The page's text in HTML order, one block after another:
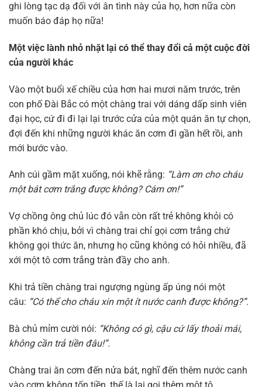
ghi lòng tạc dạ đối với ân tình này của họ, hơn nữa còn
muốn báo đáp họ nữa!
Một việc lành nhỏ nhặt lại có thể thay đổi cả một cuộc đời
của người khác
Vào một buổi xế chiều của hơn hai mươi năm trước, trên
con phố Đài Bắc có một chàng trai với dáng dấp sinh viên
đại học, cứ đi đi lại lại trước cửa của một quán ăn tự chọn,
đợi đến khi những người khác ăn cơm đi gần hết rồi, anh
mới bước vào.
Anh cúi gầm mặt xuống, nói khẽ rằng: “Làm ơn cho cháu
một bát cơm trắng được không? Cám ơn!”
Vợ chồng ông chủ lúc đó vẫn còn rất trẻ không khỏi có
phần khó chịu, bởi vì chàng trai chỉ gọi cơm trắng chứ
không gọi thức ăn, nhưng họ cũng không có hỏi nhiều, đã
xới một tô cơm trắng tràn đầy cho anh.
Khi trả tiền chàng trai ngượng ngùng ấp úng nói một
câu: “Có thể cho cháu xin một ít nước canh được không?”.
Bà chủ mỉm cười nói: “Không có gì, cậu cứ lấy thoải mái,
không cần trả tiền đâu!”.
Chàng trai ăn cơm đến nửa bát, nghĩ đến thêm nước canh
vào cơm không tốn tiền, thế là lại gọi thêm một tô.